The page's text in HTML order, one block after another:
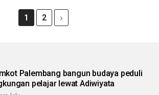
1 2
Palembang bangun budaya peduli
pelajar lewat Adiwiyata